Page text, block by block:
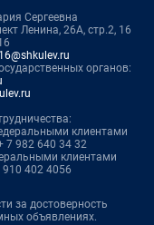
Сергеевна
Ленина, 26А, стр.2, 16
органов:
клиентами
7 982 640 34 32
клиентами
910 402 4056
за достоверность
объявлениях.